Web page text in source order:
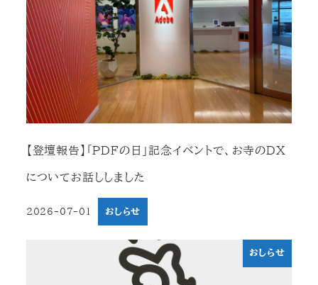
【登壇報告】「PDFの日」記念イベントで、お寺のDX
についてお話ししました
2026-07-01 おしらせ
おしらせ